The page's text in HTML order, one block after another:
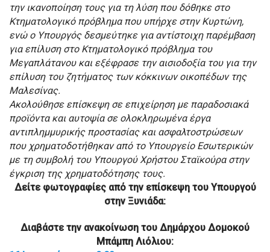
την ικανοποίηση τους για τη λύση που δόθηκε στο
Κτηματολογικό πρόβλημα που υπήρχε στην Κυρτώνη,
ενώ ο Υπουργός δεσμεύτηκε για αντίστοιχη παρέμβαση
για επίλυση στο Κτηματολογικό πρόβλημα του
Μεγαπλάτανου και εξέφρασε την αισιοδοξία του για την
επίλυση του ζητήματος των κόκκινων οικοπέδων της
Μαλεσίνας.
Ακολούθησε επίσκεψη σε επιχείρηση με παραδοσιακά
προϊόντα και αυτοψία σε ολοκληρωμένα έργα
αντιπλημμυρικής προστασίας και ασφαλτοστρώσεων
που χρηματοδοτήθηκαν από το Υπουργείο Εσωτερικών
με τη συμβολή του Υπουργού Χρήστου Σταϊκούρα στην
έγκριση της χρηματοδότησης τους.
Δείτε φωτογραφίες από την επίσκεψη του Υπουργού
στην Ξυνιάδα:
Διαβάστε την ανακοίνωση του Δημάρχου Δομοκού
Μπάμπη Λιόλιου: